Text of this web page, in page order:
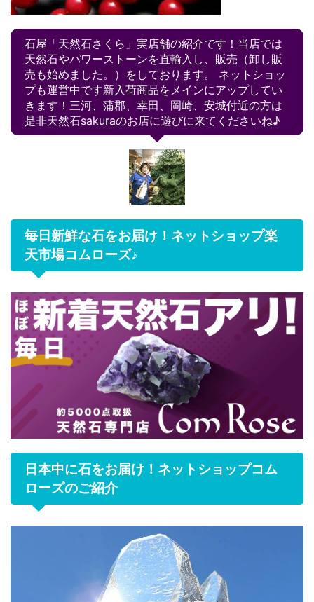
石屋「天然石さくら」実店舗の紹介です！当店では
天然石やパワーストーンを直輸入し、販売（卸し販
売も始めました。）をしております。 ネットショッ
プも運営中です新入荷商品をメインにアップしてい
きます！三河、蒲郡、幸田、岡崎、安城付近の方は
是非天然石sakuraのお店に遊びに来てくださいね♪
毎日新鮮な石をお届け！ネットショップ楽
天市場コムローズ♪
日本中に石をお届け！ネットショップコム
ローズのご紹介